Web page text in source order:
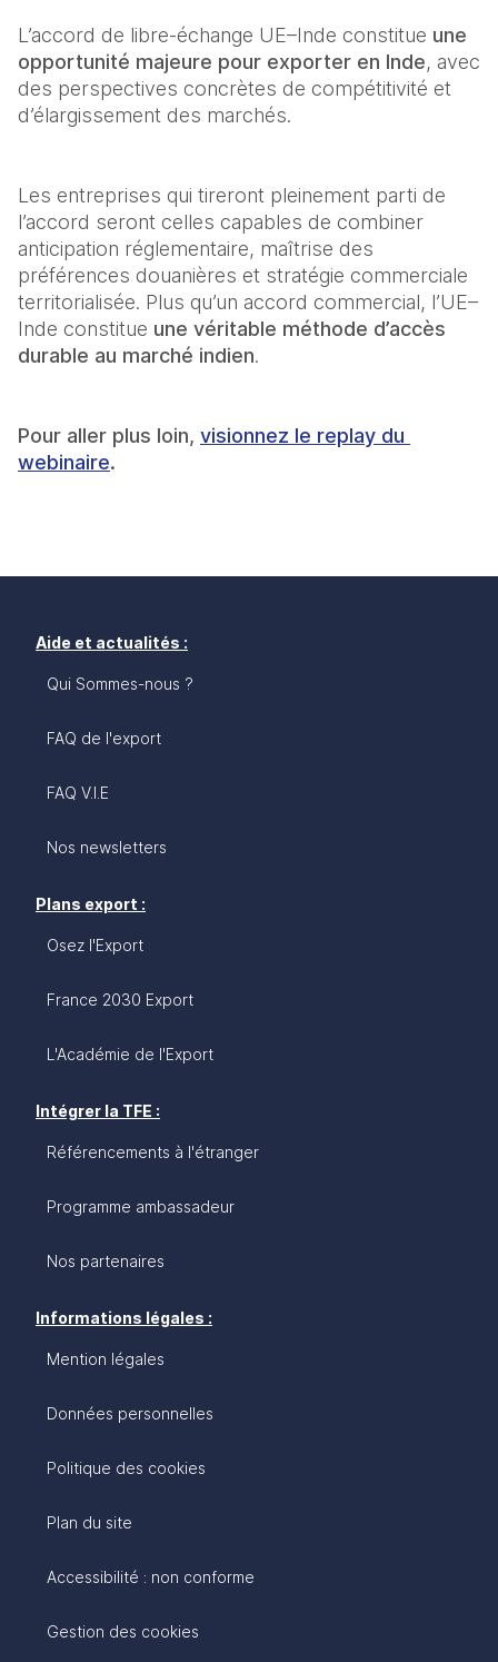
L’accord de libre‑échange UE–Inde constitue une
opportunité majeure pour exporter en Inde, avec
des perspectives concrètes de compétitivité et
d’élargissement des marchés.
Les entreprises qui tireront pleinement parti de
l’accord seront celles capables de combiner
anticipation réglementaire, maîtrise des
préférences douanières et stratégie commerciale
territorialisée. Plus qu’un accord commercial, l’UE–
Inde constitue une véritable méthode d’accès
durable au marché indien.
Pour aller plus loin, visionnez le replay du
webinaire.
Aide et actualités :
Qui Sommes-nous ?
FAQ de l'export
FAQ V.I.E
Nos newsletters
Plans export :
Osez l'Export
France 2030 Export
L'Académie de l'Export
Intégrer la TFE :
Référencements à l'étranger
Programme ambassadeur
Nos partenaires
Informations légales :
Mention légales
Données personnelles
Politique des cookies
Plan du site
Accessibilité : non conforme
Gestion des cookies